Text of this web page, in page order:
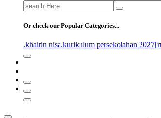
Search
for:
Or check our Popular Categories...
.khairin nisa.kurikulum persekolahan 2027